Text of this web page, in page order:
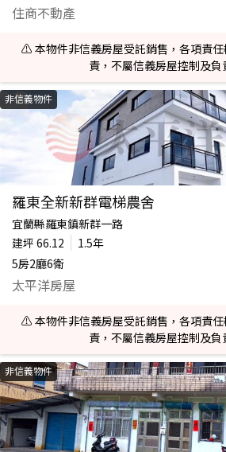
住商不動產
⚠️ 本物件非信義房屋受託銷售，各項責任
責，不屬信義房屋控制及負
非信義物件
羅東全新新群電梯農舍
宜蘭縣羅東鎮新群一路
建坪 66.12
1.5年
5房2廳6衛
太平洋房屋
⚠️ 本物件非信義房屋受託銷售，各項責任
責，不屬信義房屋控制及負
非信義物件